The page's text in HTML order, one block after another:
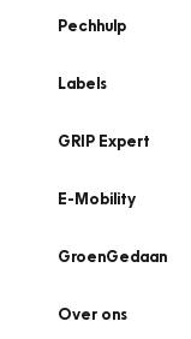
Pechhulp
Labels
GRIP Expert
E-Mobility
GroenGedaan
Over ons